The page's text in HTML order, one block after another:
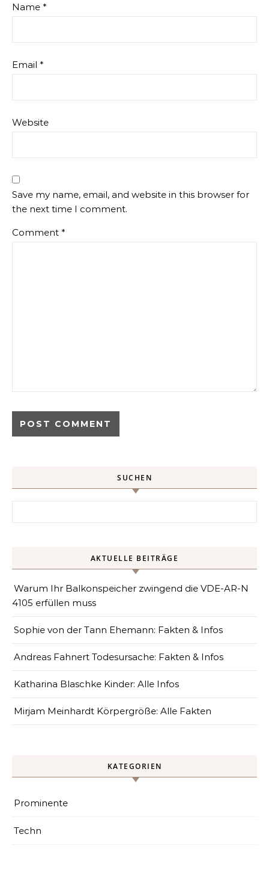
Name *
Email *
Website
Save my name, email, and website in this browser for
the next time I comment.
Comment *
SUCHEN
AKTUELLE BEITRÄGE
Warum Ihr Balkonspeicher zwingend die VDE-AR-N
4105 erfüllen muss
Sophie von der Tann Ehemann: Fakten & Infos
Andreas Fahnert Todesursache: Fakten & Infos
Katharina Blaschke Kinder: Alle Infos
Mirjam Meinhardt Körpergröße: Alle Fakten
KATEGORIEN
Prominente
Techn